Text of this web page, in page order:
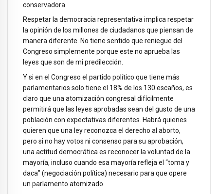
conservadora.
Respetar la democracia representativa implica respetar
la opinión de los millones de ciudadanos que piensan de
manera diferente. No tiene sentido que reniegue del
Congreso simplemente porque este no aprueba las
leyes que son de mi predilección.
Y si en el Congreso el partido político que tiene más
parlamentarios solo tiene el 18% de los 130 escaños, es
claro que una atomización congresal difícilmente
permitirá que las leyes aprobadas sean del gusto de una
población con expectativas diferentes. Habrá quienes
quieren que una ley reconozca el derecho al aborto,
pero si no hay votos ni consenso para su aprobación,
una actitud democrática es reconocer la voluntad de la
mayoría, incluso cuando esa mayoría refleja el “toma y
daca” (negociación política) necesario para que opere
un parlamento atomizado.